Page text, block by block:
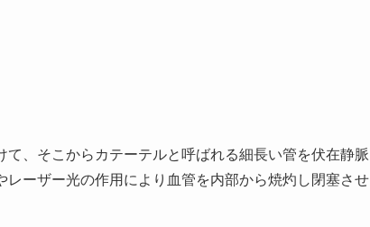
、そこからカテーテルと呼ばれる細長い管を伏在静脈
ーザー光の作用により血管を内部から焼灼し閉塞させ